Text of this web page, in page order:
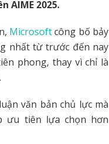
AIME 2025.
Microsoftcông bố bảy
nhất từ trước đến nay
phong, thay vì chỉ là
văn bản chủ lực mà
ưu tiên lựa chọn hơn